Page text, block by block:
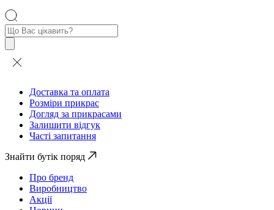
Пошук
товарів
Доставка та оплата
Розміри прикрас
Догляд за прикрасами
Залишити відгук
Часті запитання
Знайти бутік поряд
Про бренд
Виробництво
Акції